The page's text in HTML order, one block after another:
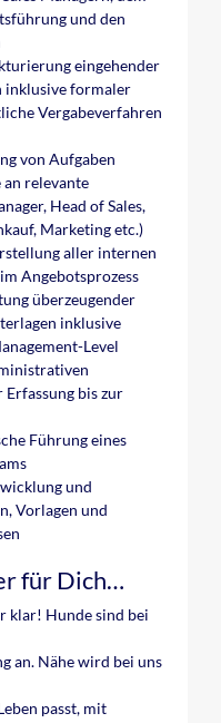
und den
eingehender
inklusive formaler
Vergabeverfahren
von Aufgaben
an relevante
Head of Sales,
Marketing etc.)
aller internen
Angebotsprozess
überzeugender
inklusive
Level
Erfassung bis zur
Führung eines
und
Vorlagen und
für Dich…
klar! Hunde sind bei
an. Nähe wird bei uns
passt, mit